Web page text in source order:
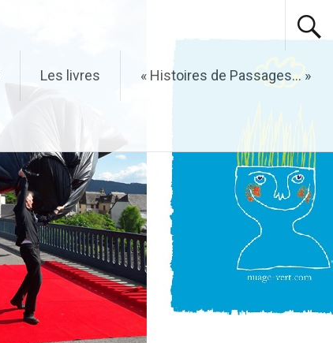
Les livres « Histoires de Passages… »